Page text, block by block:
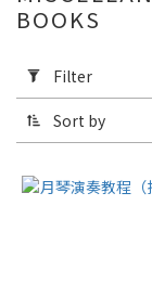
Apply
(0/20)
Brand
市立
BOOKS
Filter
Sort by